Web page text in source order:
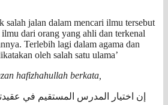
salah jalan dalam mencari ilmu tersebut
dari orang yang ahli dan terkenal
Terlebih lagi dalam agama dan
oleh salah satu ulama’
hafizhahullah berkata,
إن اختيار المدرس المستقيم في